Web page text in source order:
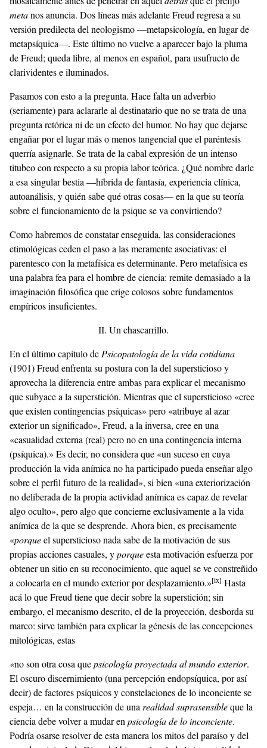
metanos anuncia. Dos líneas más adelante Freud regresa a su
versión predilecta del neologismo —metapsicología, en lugar de
metapsíquica—. Este último no vuelve a aparecer bajo la pluma
de Freud; queda libre, al menos en español, para usufructo de
clarividentes e iluminados.
Pasamos con esto a la pregunta. Hace falta un adverbio
(seriamente) para aclararle al destinatario que no se trata de una
pregunta retórica ni de un efecto del humor. No hay que dejarse
engañar por el lugar más o menos tangencial que el paréntesis
querría asignarle. Se trata de la cabal expresión de un intenso
titubeo con respecto a su propia labor teórica. ¿Qué nombre darle
a esa singular bestia —híbrida de fantasía, experiencia clínica,
autoanálisis, y quién sabe qué otras cosas— en la que su teoría
sobre el funcionamiento de la psique se va convirtiendo?
Como habremos de constatar enseguida, las consideraciones
etimológicas ceden el paso a las meramente asociativas: el
parentesco con la metafísica es determinante. Pero metafísica es
una palabra fea para el hombre de ciencia: remite demasiado a la
imaginación filosófica que erige colosos sobre fundamentos
empíricos insuficientes.
II. Un chascarrillo.
En el último capítulo de Psicopatología de la vida cotidiana
(1901) Freud enfrenta su postura con la del supersticioso y
aprovecha la diferencia entre ambas para explicar el mecanismo
que subyace a la superstición. Mientras que el supersticioso «cree
que existen contingencias psíquicas» pero «atribuye al azar
exterior un significado», Freud, a la inversa, cree en una
«casualidad externa (real) pero no en una contingencia interna
(psíquica).» Es decir, no considera que «un suceso en cuya
producción la vida anímica no ha participado pueda enseñar algo
sobre el perfil futuro de la realidad», si bien «una exteriorización
no deliberada de la propia actividad anímica es capaz de revelar
algo oculto», pero algo que concierne exclusivamente a la vida
anímica de la que se desprende. Ahora bien, es precisamente
«porqueel supersticioso nada sabe de la motivación de sus
propias acciones casuales, yporqueesta motivación esfuerza por
obtener un sitio en su reconocimiento, que aquel se ve constreñido
a colocarla en el mundo exterior por desplazamiento.»[ix] Hasta
acá lo que Freud tiene que decir sobre la superstición; sin
embargo, el mecanismo descrito, el de la proyección, desborda su
marco: sirve también para explicar la génesis de las concepciones
mitológicas, estas
«no son otra cosa quepsicología proyectada al mundo exterior.
El oscuro discernimiento (una percepción endopsíquica, por así
decir) de factores psíquicos y constelaciones de lo inconciente se
espeja… en la construcción de una realidad suprasensibleque la
ciencia debe volver a mudar en psicología de lo inconciente.
Podría osarse resolver de esta manera los mitos del paraíso y del